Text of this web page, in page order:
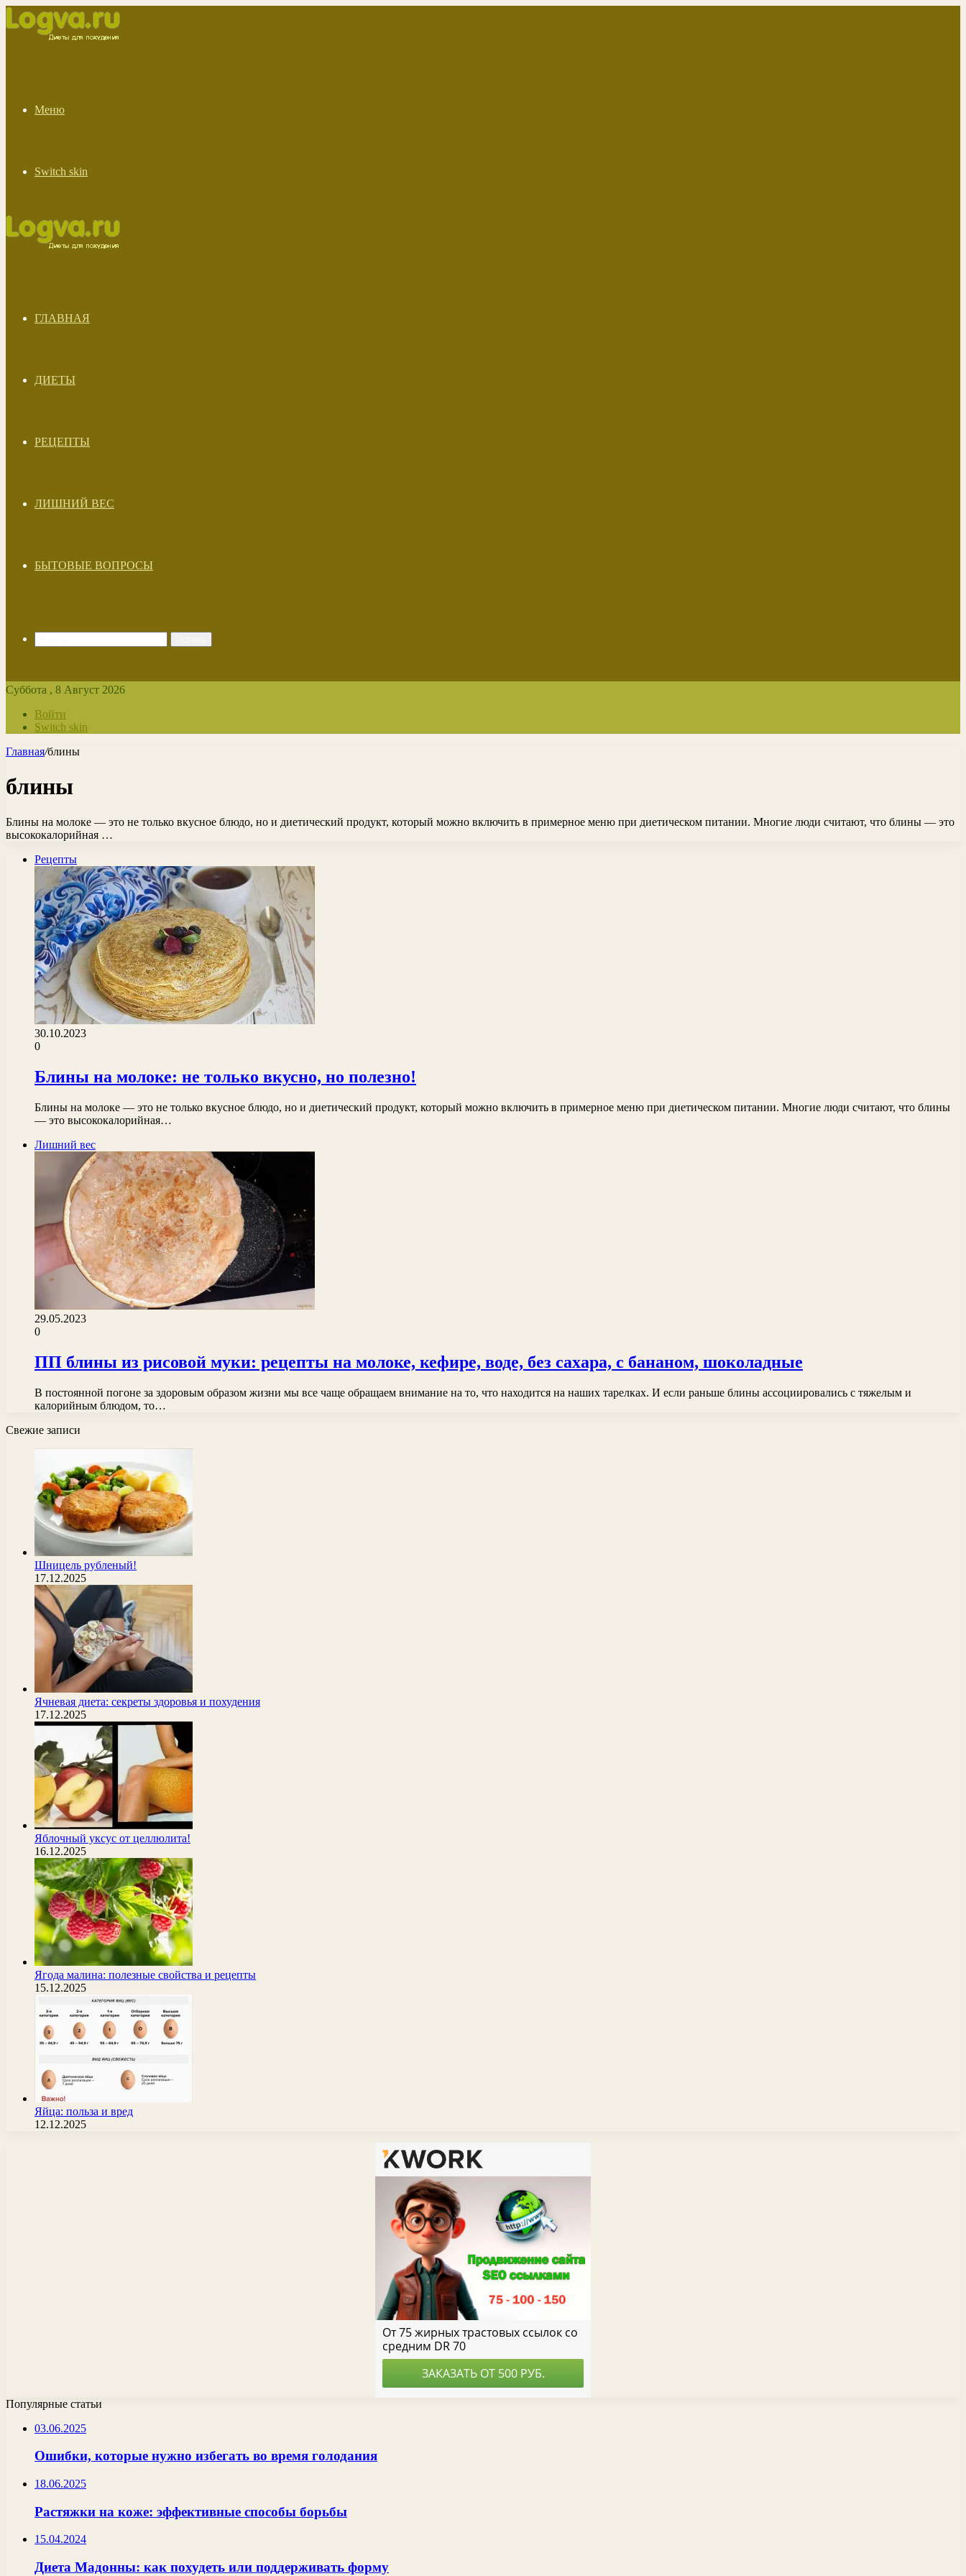
Меню
Switch skin
ГЛАВНАЯ
ДИЕТЫ
РЕЦЕПТЫ
ЛИШНИЙ ВЕС
БЫТОВЫЕ ВОПРОСЫ
Суббота , 8 Август 2026
Войти
Switch skin
Главная/блины
блины
Блины на молоке — это не только вкусное блюдо, но и диетический продукт, который можно включить в примерное меню при диетическом питании. Многие люди считают, что блины — это
высококалорийная …
Рецепты
30.10.2023
0
Блины на молоке: не только вкусно, но полезно!
Блины на молоке — это не только вкусное блюдо, но и диетический продукт, который можно включить в примерное меню при диетическом питании. Многие люди считают, что блины
— это высококалорийная…
Лишний вес
29.05.2023
0
ПП блины из рисовой муки: рецепты на молоке, кефире, воде, без сахара, с бананом, шоколадные
В постоянной погоне за здоровым образом жизни мы все чаще обращаем внимание на то, что находится на наших тарелках. И если раньше блины ассоциировались с тяжелым и
калорийным блюдом, то…
Свежие записи
Шницель рубленый!
17.12.2025
Ячневая диета: секреты здоровья и похудения
17.12.2025
Яблочный уксус от целлюлита!
16.12.2025
Ягода малина: полезные свойства и рецепты
15.12.2025
Яйца: польза и вред
12.12.2025
Популярные статьи
03.06.2025
Ошибки, которые нужно избегать во время голодания
18.06.2025
Растяжки на коже: эффективные способы борьбы
15.04.2024
Диета Мадонны: как похудеть или поддерживать форму